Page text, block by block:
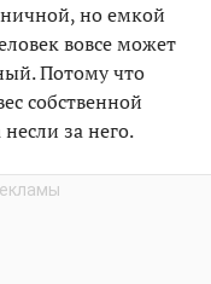
но емкой
вовсе может
Потому что
собственной
за него.